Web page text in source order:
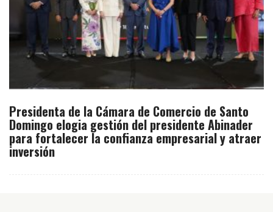
Presidenta de la Cámara de Comercio de Santo
Domingo elogia gestión del presidente Abinader
para fortalecer la confianza empresarial y atraer
inversión